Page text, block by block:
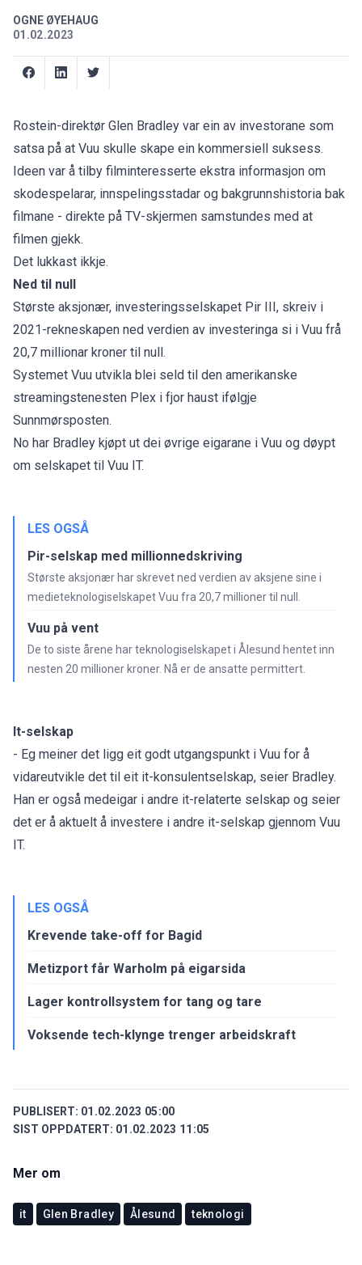
OGNE ØYEHAUG
01.02.2023
Rostein-direktør Glen Bradley var ein av investorane som
satsa på at Vuu skulle skape ein kommersiell suksess.
Ideen var å tilby filminteresserte ekstra informasjon om
skodespelarar, innspelingsstadar og bakgrunnshistoria bak
filmane - direkte på TV-skjermen samstundes med at
filmen gjekk.
Det lukkast ikkje.
Ned til null
Største aksjonær, investeringsselskapet Pir III, skreiv i
2021-rekneskapen ned verdien av investeringa si i Vuu frå
20,7 millionar kroner til null.
Systemet Vuu utvikla blei seld til den amerikanske
streamingstenesten Plex i fjor haust ifølgje
Sunnmørsposten.
No har Bradley kjøpt ut dei øvrige eigarane i Vuu og døypt
om selskapet til Vuu IT.
LES OGSÅ
Pir-selskap med millionnedskriving
Største aksjonær har skrevet ned verdien av aksjene sine i
medieteknologiselskapet Vuu fra 20,7 millioner til null.
Vuu på vent
De to siste årene har teknologiselskapet i Ålesund hentet inn
nesten 20 millioner kroner. Nå er de ansatte permittert.
It-selskap
- Eg meiner det ligg eit godt utgangspunkt i Vuu for å
vidareutvikle det til eit it-konsulentselskap, seier Bradley.
Han er også medeigar i andre it-relaterte selskap og seier
det er å aktuelt å investere i andre it-selskap gjennom Vuu
IT.
LES OGSÅ
Krevende take-off for Bagid
Metizport får Warholm på eigarsida
Lager kontrollsystem for tang og tare
Voksende tech-klynge trenger arbeidskraft
PUBLISERT: 01.02.2023 05:00
SIST OPPDATERT: 01.02.2023 11:05
Mer om
it Glen Bradley Ålesund teknologi